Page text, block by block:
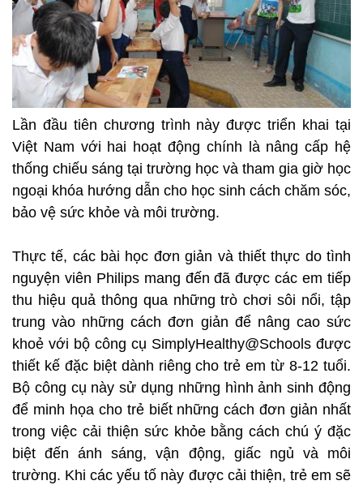
Lần đầu tiên chương trình này được triển khai tại
Việt Nam với hai hoạt động chính là nâng cấp hệ
thống chiếu sáng tại trường học và tham gia giờ học
ngoại khóa hướng dẫn cho học sinh cách chăm sóc,
bảo vệ sức khỏe và môi trường.
Thực tế, các bài học đơn giản và thiết thực do tình
nguyện viên Philips mang đến đã được các em tiếp
thu hiệu quả thông qua những trò chơi sôi nổi, tập
trung vào những cách đơn giản để nâng cao sức
khoẻ với bộ công cụ SimplyHealthy@Schools được
thiết kế đặc biệt dành riêng cho trẻ em từ 8-12 tuổi.
Bộ công cụ này sử dụng những hình ảnh sinh động
để minh họa cho trẻ biết những cách đơn giản nhất
trong việc cải thiện sức khỏe bằng cách chú ý đặc
biệt đến ánh sáng, vận động, giấc ngủ và môi
trường. Khi các yếu tố này được cải thiện, trẻ em sẽ